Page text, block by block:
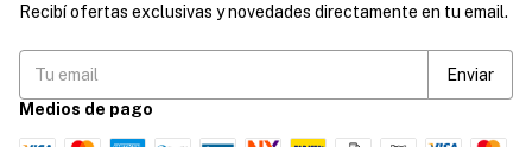
Recibí ofertas exclusivas y novedades directamente en tu email.
Medios de pago